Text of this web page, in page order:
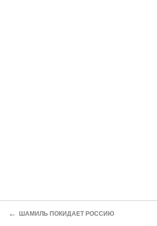
← ШАМИЛЬ ПОКИДАЕТ РОССИЮ